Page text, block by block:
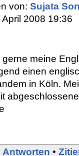
von: Sujata
2008 19:36
gerne meine
einen
in Köln.
Antworten •